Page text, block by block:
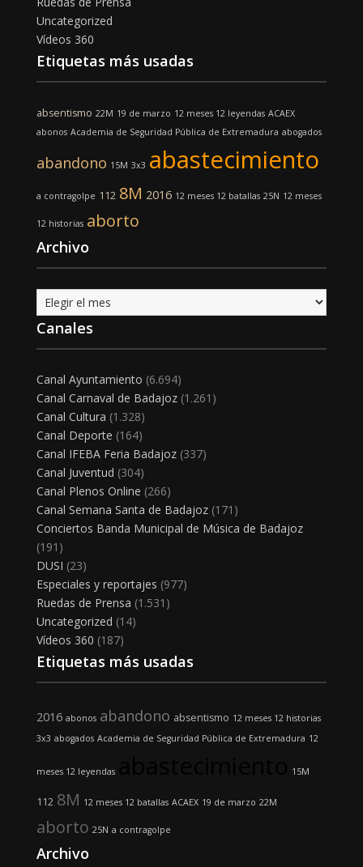
Uncategorized
Vídeos 360
Etiquetas más usadas
absentismo 22M 19 de marzo 12 meses 12 leyendas ACAEX
abonos Academia de Seguridad Pública de Extremadura abogados
abandono 15M 3x3 abastecimiento
a contragolpe 112 8M 2016 12 meses 12 batallas 25N 12 meses
12 historias aborto
Archivo
Archivo
Canales
Canal Ayuntamiento (6.694)
Canal Carnaval de Badajoz(1.261)
Canal Cultura (1.328)
Canal Deporte (164)
Canal IFEBA Feria Badajoz(337)
Canal Juventud (304)
Canal Plenos Online (266)
Canal Semana Santa de Badajoz(171)
Conciertos Banda Municipal de Música de Badajoz
(191)
DUSI (23)
Especiales y reportajes (977)
Ruedas de Prensa (1.531)
Uncategorized (14)
Vídeos 360 (187)
Etiquetas más usadas
2016 abonos abandono absentismo 12 meses 12 historias
3x3 abogados Academia de Seguridad Pública de Extremadura 12
meses 12 leyendas 15M
112 8M 12 meses 12 batallas ACAEX 19 de marzo 22M
aborto 25N a contragolpe
Archivo